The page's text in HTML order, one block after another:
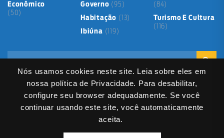
Nós usamos cookies neste site. Leia sobre eles em
nossa política de Privacidade. Para desabilitar,
configure seu browser adequadamente. Se você
continuar usando este site, você automaticamente
aceita.
Econômico
(50)
Governo (95)
Habitação (13)
Ibiúna (119)
(84)
Turismo E Cultura
(116)
Mapa do Site Política de Privacidade
Termos de Uso
Serviços Digitais